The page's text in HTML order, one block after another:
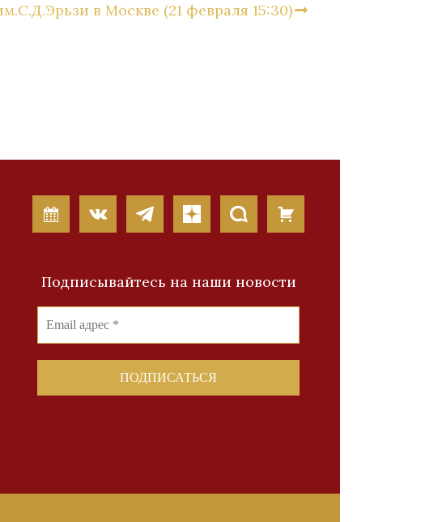
в Москве (21 февраля 15:30)
Подписывайтесь на наши новости